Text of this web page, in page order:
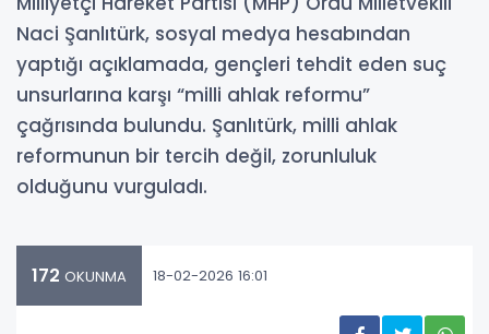
Naci Şanlıtürk, sosyal medya hesabından
yaptığı açıklamada, gençleri tehdit eden suç
unsurlarına karşı “milli ahlak reformu”
çağrısında bulundu. Şanlıtürk, milli ahlak
reformunun bir tercih değil, zorunluluk
olduğunu vurguladı.
172 OKUNMA 18-02-2026 16:01